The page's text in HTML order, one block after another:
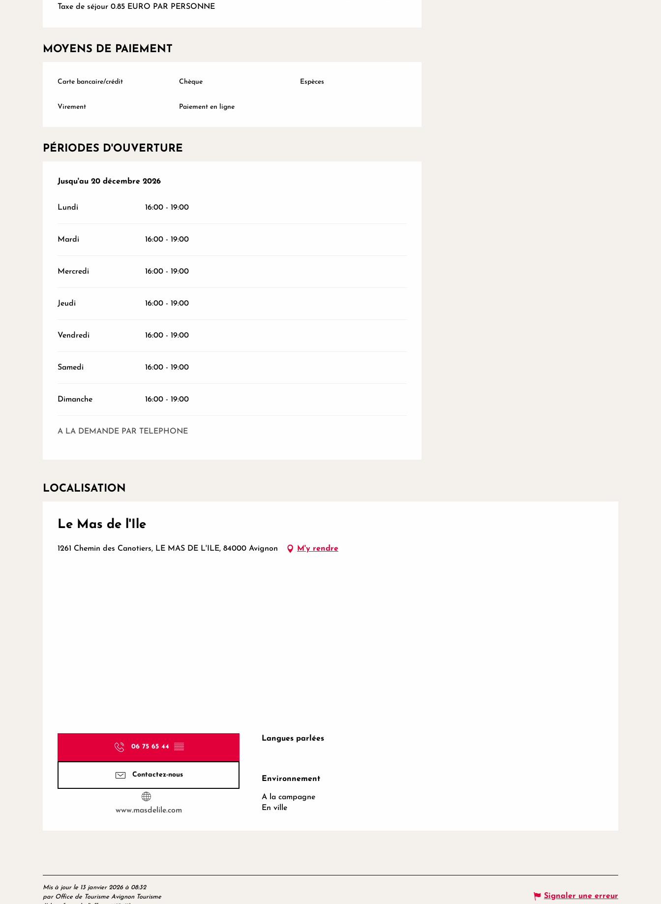
Taxe de séjour 0.85 EURO PAR PERSONNE
MOYENS DE PAIEMENT
Carte bancaire/crédit Chèque Espèces
Virement Paiement en ligne
PÉRIODES D'OUVERTURE
Du17 janvier 2026au20 décembre 2026
Jusqu'au 20 décembre 2026
Lundi 16:00 - 19:00
Mardi 16:00 - 19:00
Mercredi 16:00 - 19:00
Jeudi 16:00 - 19:00
Vendredi 16:00 - 19:00
Samedi 16:00 - 19:00
Dimanche 16:00 - 19:00
A LA DEMANDE PAR TELEPHONE
LOCALISATION
Le Mas de l'Ile
1261 Chemin des Canotiers, LE MAS DE L'ILE, 84000 Avignon M'y rendre
06 75 65 44 ▒▒
Contactez-nous
www.masdelile.com
Langues parlées
Langues parlées
Environnement
Environnement
A la campagne
En ville
Mis à jour le 13 janvier 2026 à 08:32
par Office de Tourisme Avignon Tourisme
Signaler une erreur